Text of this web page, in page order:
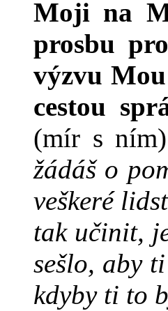
Moji na
prosbu
výzvu
cestou
(mír s
žádáš o
veškeré
tak učinit,
sešlo, aby
kdyby ti to